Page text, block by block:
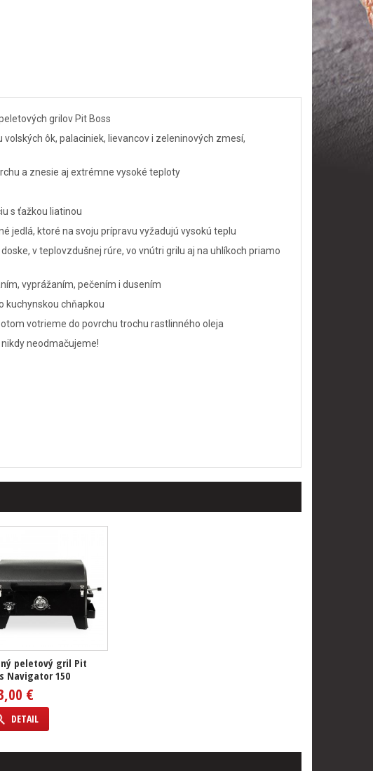
grilov Pit Boss
ôk, palaciniek, lievancov i zeleninových zmesí,
a znesie aj extrémne vysoké teploty
s ťažkou liatinou
jedlá, ktoré na svoju prípravu vyžadujú vysokú teplu
v teplovzdušnej rúre, vo vnútri grilu aj na uhlíkoch priamo
vyprážaním, pečením i dusením
kuchynskou chňapkou
votrieme do povrchu trochu rastlinného oleja
neodmačujeme!
peletový gril Pit
Navigator 150
€
DETAIL